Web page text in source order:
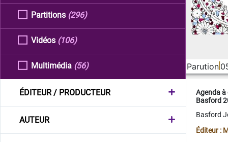
Partitions (296)
Vidéos (106)
Multimédia (56)
ÉDITEUR / PRODUCTEUR
AUTEUR
Parution
Agenda
Basford
Basford
Éditeur :